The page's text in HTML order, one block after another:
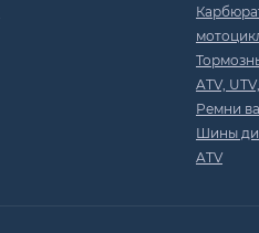
ATV,
Ремни
Шины
ATV